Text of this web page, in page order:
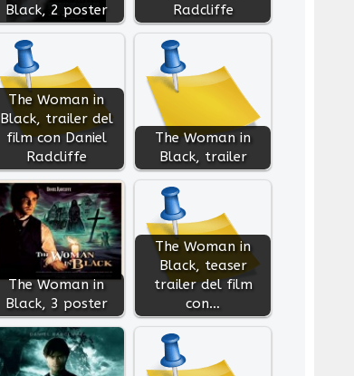
Black, 2 poster
Radcliffe
The Woman in
Black, trailer del
film con Daniel
Radcliffe
The Woman in
Black, trailer
The Woman in
Black, 3 poster
The Woman in
Black, teaser
trailer del film
con…